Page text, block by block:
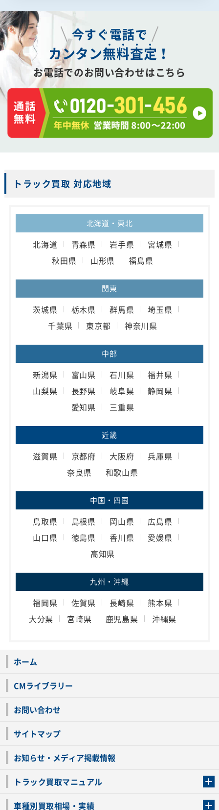
今すぐ電話で
カンタン無料査定 ！
お電話でのお問い合わせはこちら
トラック買取 対応地域
北海道・東北
北海道 青森県 岩手県
宮城県
秋田県
山形県 福島県
関東
茨城県 栃木県 群馬県
埼玉県
千葉県
東京都 神奈川県
中部
新潟県 富山県 石川県
福井県
山梨県
長野県 岐阜県
静岡県
愛知県
三重県
近畿
滋賀県 京都府 大阪府
兵庫県
奈良県
和歌山県
中国・四国
鳥取県 島根県 岡山県
広島県
山口県
徳島県 香川県
愛媛県
高知県
九州・沖縄
福岡県 佐賀県 長崎県
熊本県
大分県
宮崎県 鹿児島県 沖縄県
ホーム
CMライブラリー
お問い合わせ
サイトマップ
お知らせ・メディア掲載情報
トラック買取マニュアル
車種別買取相場・実績